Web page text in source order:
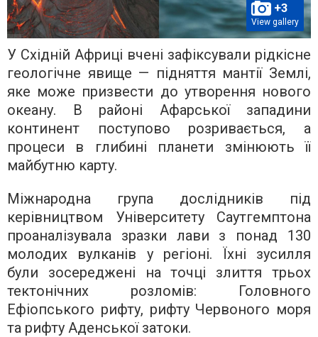
+3
View gallery
У Східній Африці вчені зафіксували рідкісне
геологічне явище — підняття мантії Землі,
яке може призвести до утворення нового
океану. В районі Афарської западини
континент поступово розривається, а
процеси в глибині планети змінюють її
майбутню карту.
Міжнародна група дослідників під
керівництвом Університету Саутгемптона
проаналізувала зразки лави з понад 130
молодих вулканів у регіоні. Їхні зусилля
були зосереджені на точці злиття трьох
тектонічних розломів: Головного
Ефіопського рифту, рифту Червоного моря
та рифту Аденської затоки.